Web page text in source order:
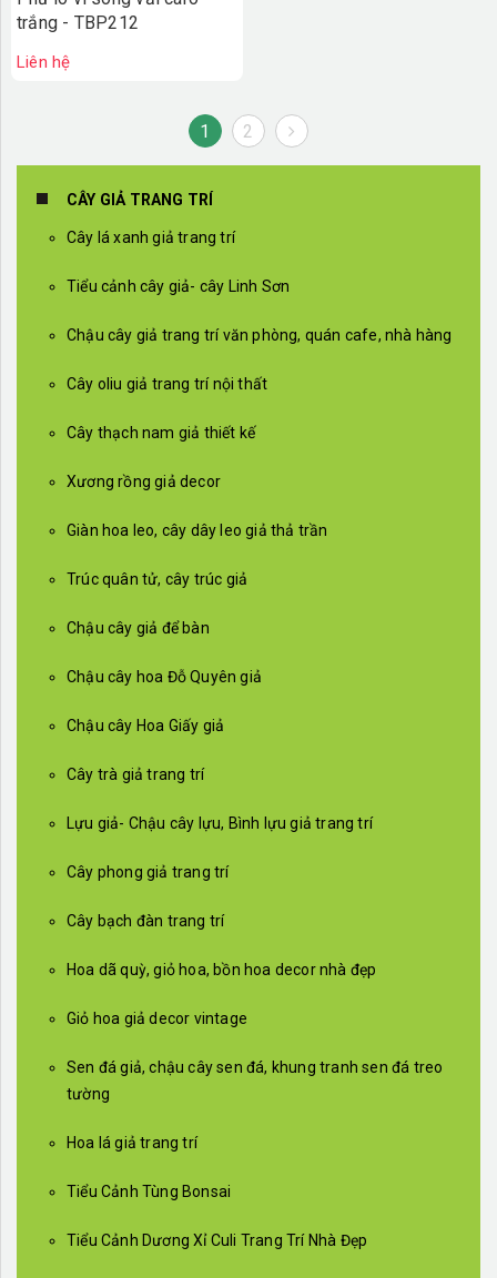
trắng - TBP212
Liên hệ
1 2
CÂY GIẢ TRANG TRÍ
Cây lá xanh giả trang trí
Tiểu cảnh cây giả- cây Linh Sơn
Chậu cây giả trang trí văn phòng, quán cafe, nhà hàng
Cây oliu giả trang trí nội thất
Cây thạch nam giả thiết kế
Xương rồng giả decor
Giàn hoa leo, cây dây leo giả thả trần
Trúc quân tử, cây trúc giả
Chậu cây giả để bàn
Chậu cây hoa Đỗ Quyên giả
Chậu cây Hoa Giấy giả
Cây trà giả trang trí
Lựu giả- Chậu cây lựu, Bình lựu giả trang trí
Cây phong giả trang trí
Cây bạch đàn trang trí
Hoa dã quỳ, giỏ hoa, bồn hoa decor nhà đẹp
Giỏ hoa giả decor vintage
Sen đá giả, chậu cây sen đá, khung tranh sen đá treo
tường
Hoa lá giả trang trí
Tiểu Cảnh Tùng Bonsai
Tiểu Cảnh Dương Xỉ Culi Trang Trí Nhà Đẹp